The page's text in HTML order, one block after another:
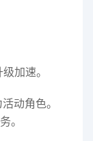
加速。
动角色。
。